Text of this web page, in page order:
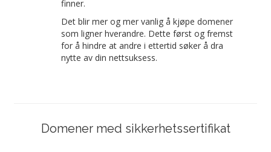
finner.
Det blir mer og mer vanlig å kjøpe domener
som ligner hverandre. Dette først og fremst
for å hindre at andre i ettertid søker å dra
nytte av din nettsuksess.
Domener med sikkerhetssertifikat